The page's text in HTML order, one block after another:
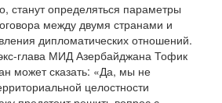
станут определяться параметры
между двумя странами и
дипломатических отношений.
глава МИД Азербайджана Тофик
может сказать: «Да, мы не
целостности